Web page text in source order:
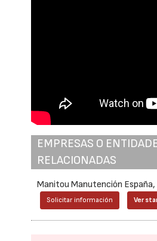
EMPRESAS O
RELACIONADAS
Manitou Manutención España,
Solicitar información Ver